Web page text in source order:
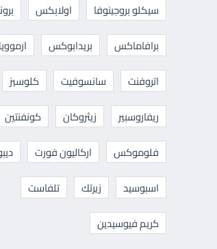
سيكلو بروجينوفا
اولابكس
برافاماكس
بريدابوكس
اتروفنت
سانسوفيت كلوسيز
ريفاروسبير
زيثروكان
كونفنتين
فلوموكس
اركاليون فورت
اسبوسيد
زيرتك
تلفاست
كريم فيوسيدين